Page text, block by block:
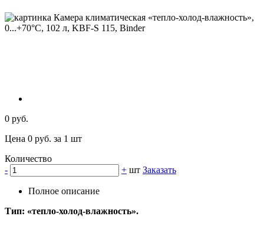
0 руб.
Цена 0 руб. за 1 шт
Количество
-
+ шт Заказать
Полное описание
Тип: «тепло-холод-влажность».